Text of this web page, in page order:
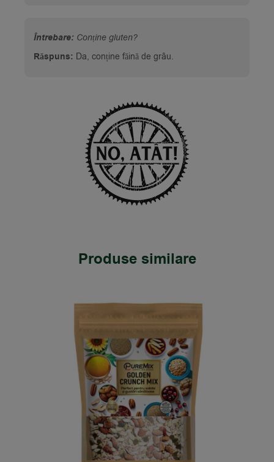
Întrebare: Conține gluten?
Răspuns: Da, conține făină de grâu.
Produse similare